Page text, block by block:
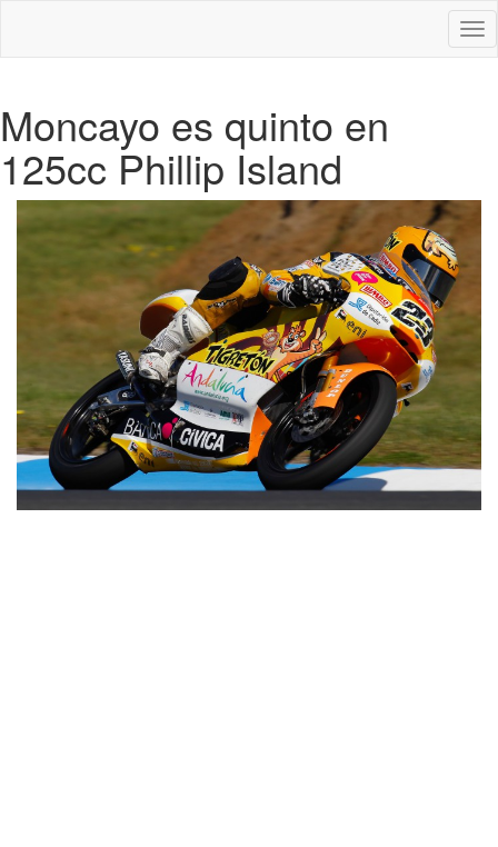
Moncayo es quinto en
125cc Phillip Island